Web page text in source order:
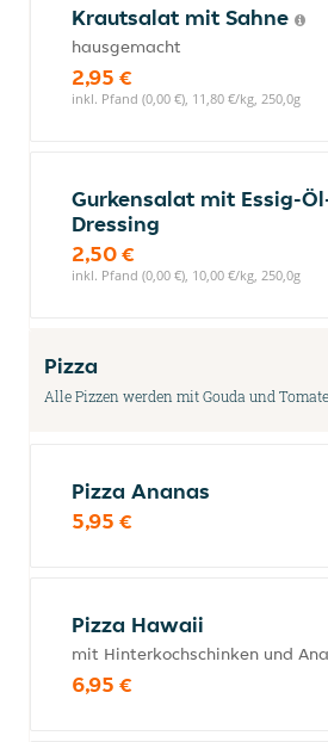
Krautsalat mit Sahne
hausgemacht
2,95 €
inkl. Pfand (0,00 €), 11,80 €/kg, 250,0g
Gurkensalat mit Essig-
Dressing
2,50 €
inkl. Pfand (0,00 €), 10,00 €/kg, 250,0g
Pizza
Alle Pizzen werden mit Gouda und
Pizza Ananas
5,95 €
Pizza Hawaii
mit Hinterkochschinken und
6,95 €